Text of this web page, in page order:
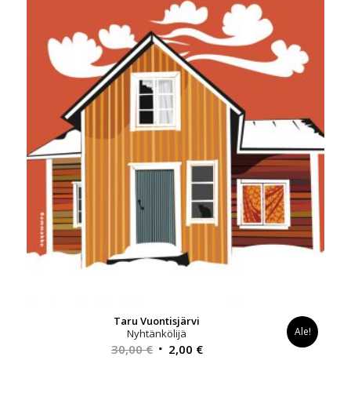
Taru Vuontisjärvi
Nyhtänkölijä
30,00€ Alkuperäinen
2,00 €Nykyinen
Ale!